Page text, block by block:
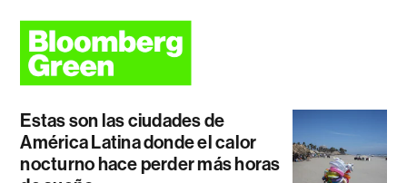
Estas son las ciudades de
América Latina donde el calor
nocturno hace perder más horas